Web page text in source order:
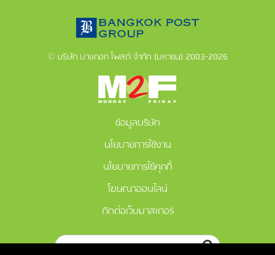
© บริษัท บางกอก โพสต์ จำกัด (มหาชน) 2003-2026
ข้อมูลบริษัท
นโยบายการใช้งาน
นโยบายการใช้คุกกี้
โฆษณาออนไลน์
ติดต่อเว็บมาสเตอร์